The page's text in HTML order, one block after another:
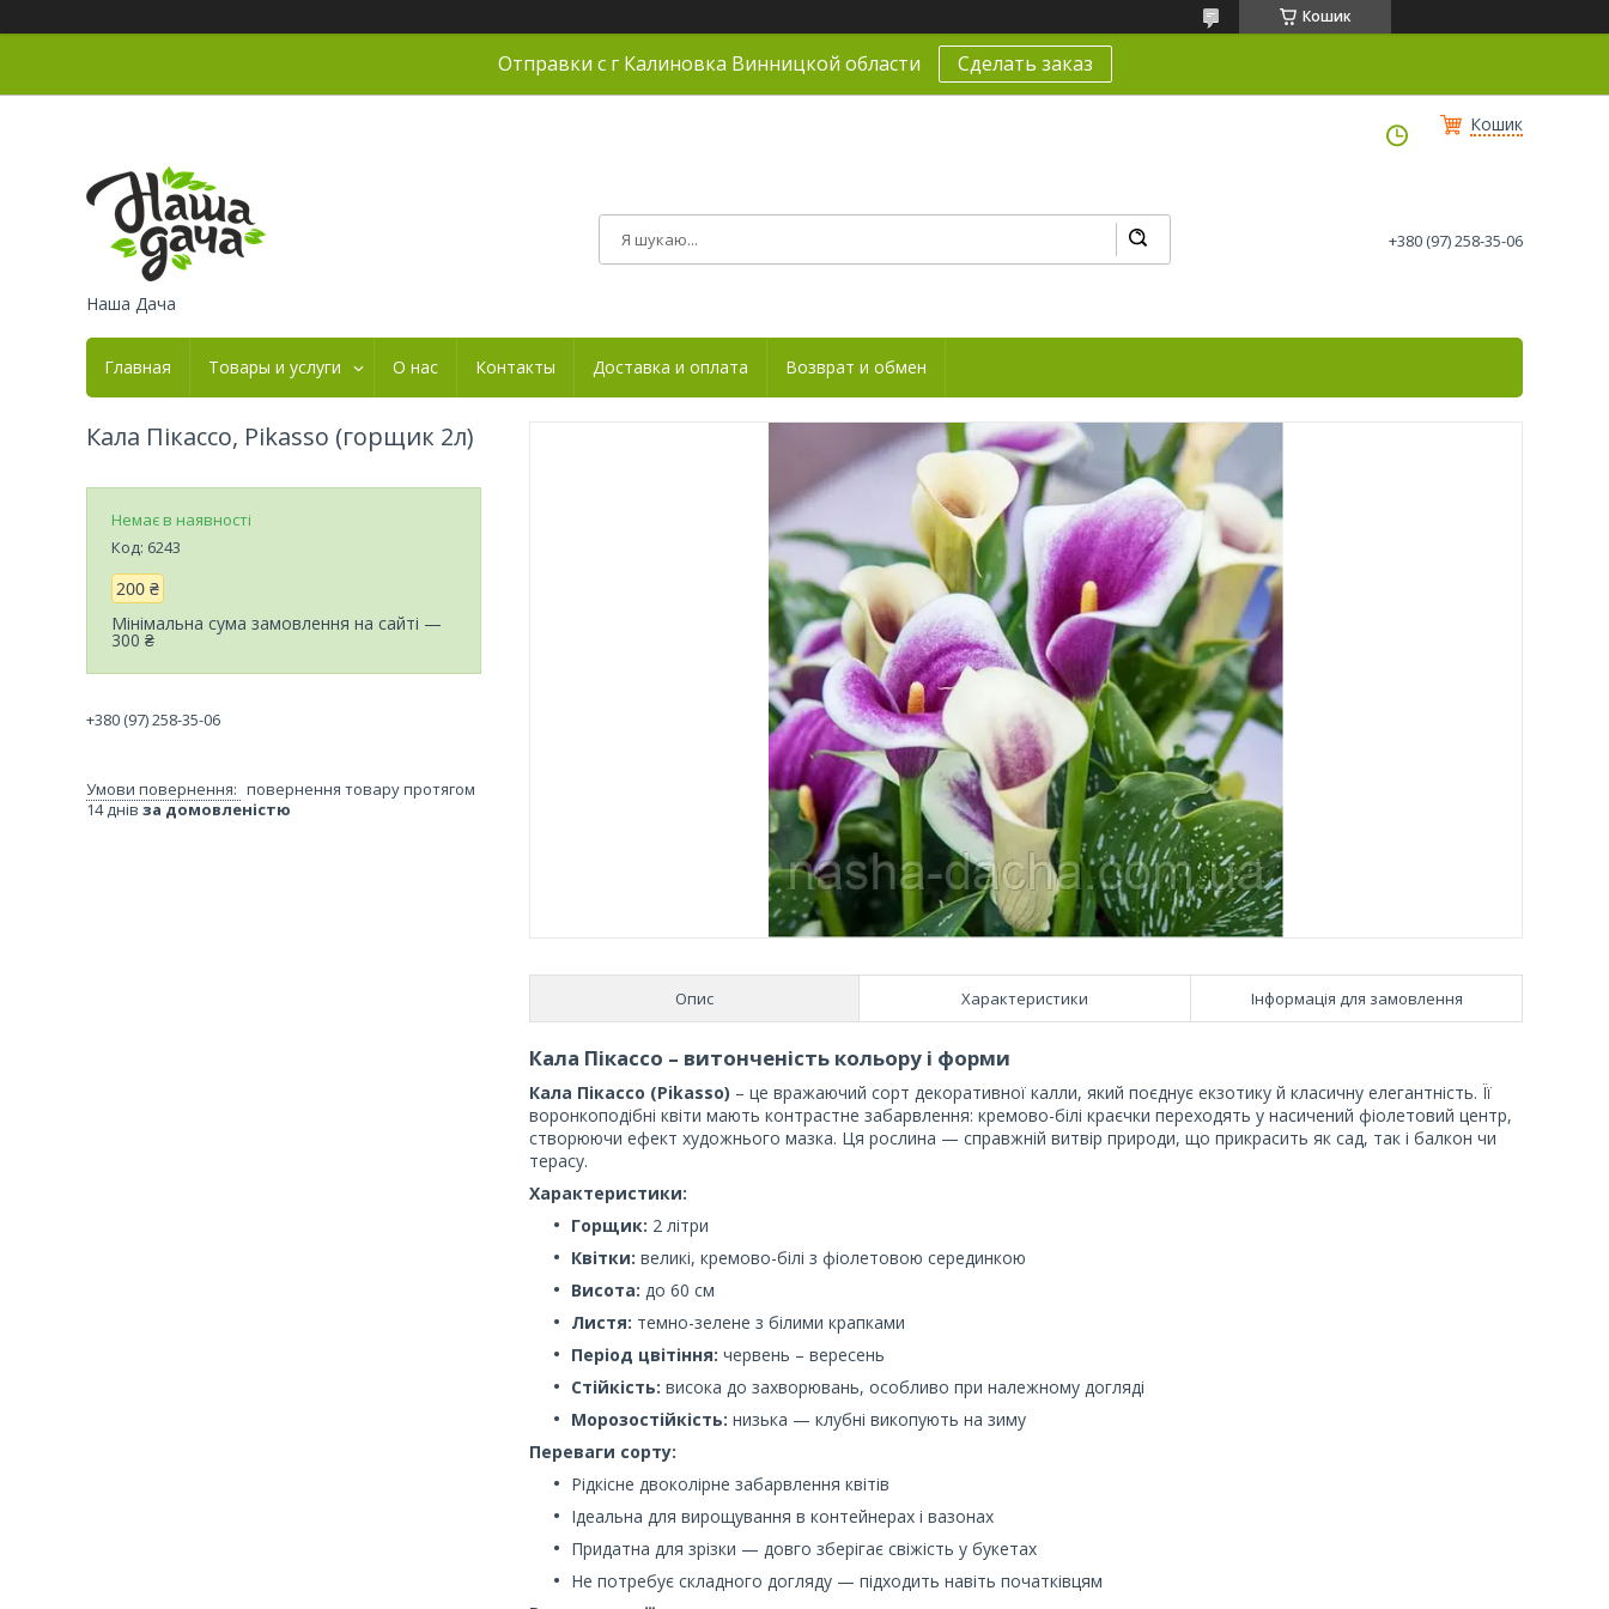
Кошик
Отправки с г Калиновка Винницкой области Сделать заказ
Кошик
Наша Дача
+380 (97) 258-35-06
Главная Товары и услуги О нас Контакты Доставка и оплата Возврат и обмен
Опис Характеристики Інформація для замовлення
Кала Пікассо – витонченість кольору і форми
Кала Пікассо (Pikasso) – це вражаючий сорт декоративної калли, який поєднує екзотику й класичну елегантність. Її
воронкоподібні квіти мають контрастне забарвлення: кремово-білі краєчки переходять у насичений фіолетовий центр,
створюючи ефект художнього мазка. Ця рослина — справжній витвір природи, що прикрасить як сад, так і балкон чи
терасу.
Характеристики:
Горщик: 2 літри
Квітки: великі, кремово-білі з фіолетовою серединкою
Висота: до 60 см
Листя: темно-зелене з білими крапками
Період цвітіння: червень – вересень
Стійкість: висока до захворювань, особливо при належному догляді
Морозостійкість: низька — клубні викопують на зиму
Переваги сорту:
Рідкісне двоколірне забарвлення квітів
Ідеальна для вирощування в контейнерах і вазонах
Придатна для зрізки — довго зберігає свіжість у букетах
Не потребує складного догляду — підходить навіть початківцям
Кала Пікассо, Pikasso (горщик 2л)
Немає в наявності
Код: 6243
200 ₴
Мінімальна сума замовлення на сайті —
300 ₴
+380 (97) 258-35-06
повернення товару протягом
14 днів за домовленістю